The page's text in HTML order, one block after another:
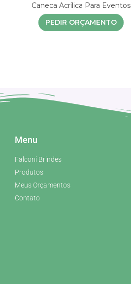
Caneca Acrílica Para Eventos
PEDIR ORÇAMENTO
Menu
Falconi Brindes
Produtos
Meus Orçamentos
Contato